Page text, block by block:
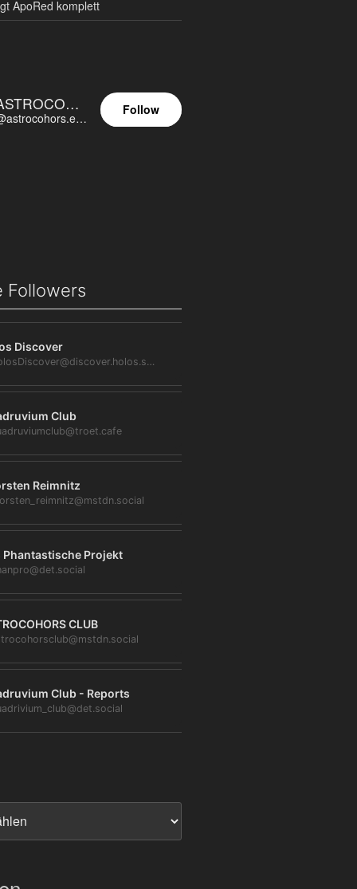
ApoRed komplett
ASTROCOHORS EUNOIA ULTIMA
@astrocohors.eu@astrocohors.eu
Follow
Followers
Discover
@HolosDiscover@discover.holos.social
Club
Reimnitz
Phantastische Projekt
CLUB
Club - Reports